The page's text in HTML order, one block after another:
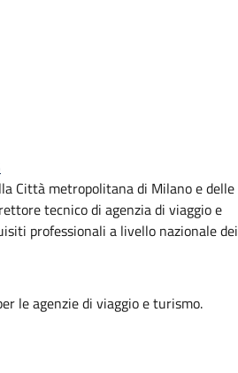
Città metropolitana di Milano e delle
tecnico di agenzia di viaggio e
professionali a livello nazionale dei
le agenzie di viaggio e turismo.